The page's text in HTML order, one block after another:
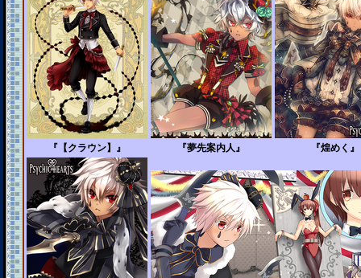
『【クラウン】』 『夢先案内人』 『煌めく』